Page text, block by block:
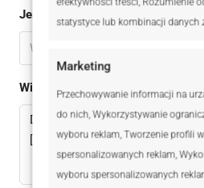
statystyce lub kombinacji danych
Marketing
Przechowywanie informacji na
do nich, Wykorzystywanie
wyboru reklam, Tworzenie profili
spersonalizowanych reklam,
wyboru spersonalizowanych
Jestem
Wybierz
Wiadomomść